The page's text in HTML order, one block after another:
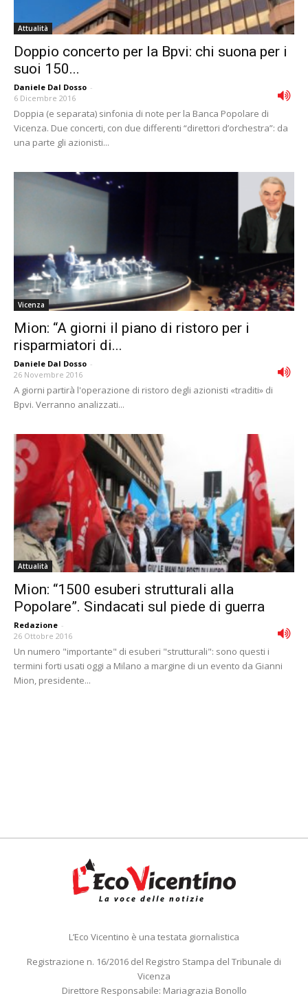
Attualità
Doppio concerto per la Bpvi: chi suona per i
suoi 150...
Daniele Dal Dosso -
6 Dicembre 2016
Doppia (e separata) sinfonia di note per la Banca Popolare di
Vicenza. Due concerti, con due differenti “direttori d’orchestra”: da
una parte gli azionisti...
Vicenza
Mion: “A giorni il piano di ristoro per i
risparmiatori di...
Daniele Dal Dosso -
26 Novembre 2016
A giorni partirà l'operazione di ristoro degli azionisti «traditi» di
Bpvi. Verranno analizzati...
Attualità
Mion: “1500 esuberi strutturali alla
Popolare”. Sindacati sul piede di guerra
Redazione -
26 Ottobre 2016
Un numero "importante" di esuberi "strutturali": sono questi i
termini forti usati oggi a Milano a margine di un evento da Gianni
Mion, presidente...
L’Eco Vicentino è una testata giornalistica
Registrazione n. 16/2016 del Registro Stampa del Tribunale di
Vicenza
Direttore Responsabile: Mariagrazia Bonollo